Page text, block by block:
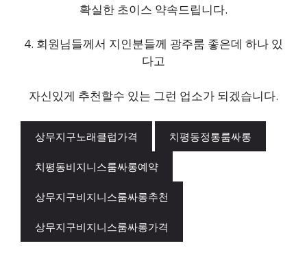
확실한 초이스 약속드립니다.
4. 회원님들께서 지인분들께 광주룸 좋은데 하나 있
다고
자신있게 추천할수 있는 그런 업소가 되겠습니다.
상무지구노래클럽가격 치평동정통룸싸롱
치평동비지니스룸싸롱예약
상무지구비지니스룸싸롱추천
상무지구비지니스룸싸롱가격